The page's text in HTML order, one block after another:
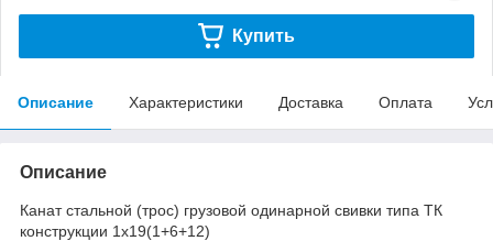
Купить
Описание Характеристики Доставка Оплата
Описание
Канат стальной (трос) грузовой одинарной свивки типа ТК
конструкции 1х19(1+6+12)